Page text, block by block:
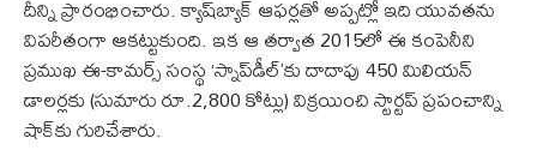
దీన్ని ప్రారంభించారు. క్యాష్‌బ్యాక్ ఆఫర్లతో అప్పట్లో ఇది యువతను
విపరీతంగా ఆకట్టుకుంది. ఇక ఆ తర్వాత 2015లో ఈ కంపెనీని
ప్రముఖ ఈ-కామర్స్ సంస్థ ‘స్నాప్‌డీల్’కు దాదాపు 450 మిలియన్
డాలర్లకు (సుమారు రూ.2,800 కోట్లు) విక్రయించి స్టార్టప్ ప్రపంచాన్ని
షాక్‌కు గురిచేశారు.